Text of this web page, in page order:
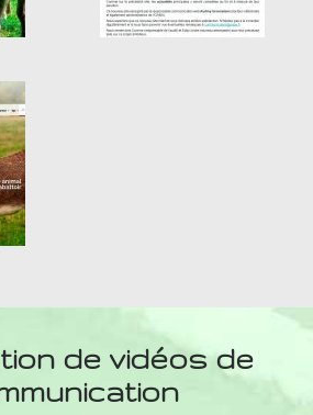
de vidéos de